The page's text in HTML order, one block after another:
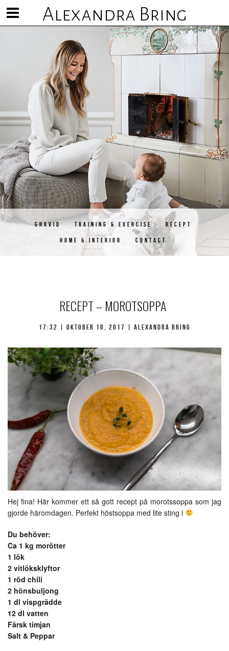
Alexandra Bring
Visa/göm
meny
GRAVID TRAINING & EXERCISE RECEPT
HOME & INTERIOR CONTACT
RECEPT – MOROTSOPPA
17:32 | oktober 18, 2017 | Alexandra Bring
Hej fina! Här kommer ett så gott recept på morotssoppa som jag
gjorde häromdagen. Perfekt höstsoppa med lite sting i
Du behöver:
Ca 1 kg morötter
1 lök
2 vitlöksklyftor
1 röd chili
2 hönsbuljong
1 dl vispgrädde
12 dl vatten
Färsk timjan
Salt & Peppar